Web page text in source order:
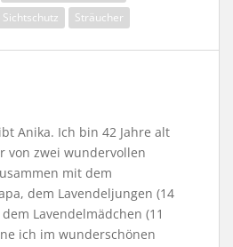
Sichtschutz Sträucher
Anika. Ich bin 42 Jahre alt
von zwei wundervollen
mit dem
dem Lavendeljungen (14
Lavendelmädchen (11
ich im wunderschönen